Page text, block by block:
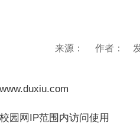
来源： 作者： 发
www.duxiu.com
校园网IP范围内访问使用